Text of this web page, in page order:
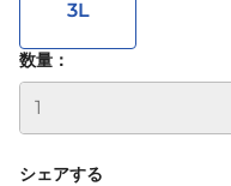
3L
数量：
シェアする